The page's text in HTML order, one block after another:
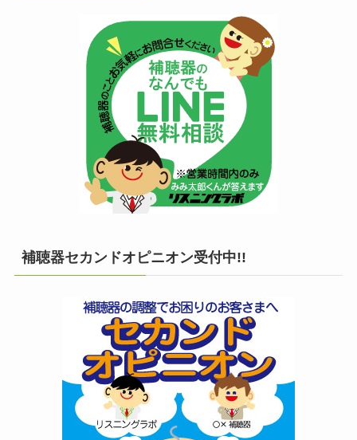
補聴器セカンドオピニオン受付中!!